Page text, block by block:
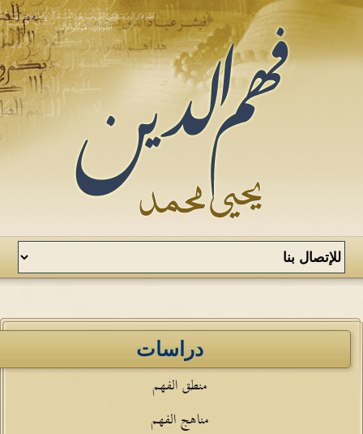
دراسات
منطق الفهم
مناهج الفهم